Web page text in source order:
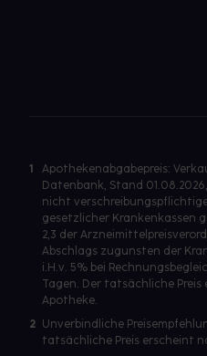
1
Apothekenabgabepreis:
Datenbank, Stand
nicht
gesetzlicher Krankenkassen
2,3 der
Abschlags zugunsten der
i.H.v. 5% bei
Tagen. Der tatsächliche
Apotheke.
2 Unverbindliche
tatsächliche Preis erscheint